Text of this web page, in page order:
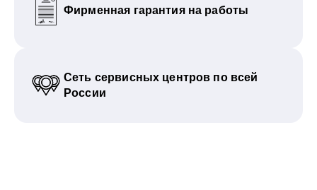
Фирменная гарантия на работы
Сеть сервисных центров по всей
России